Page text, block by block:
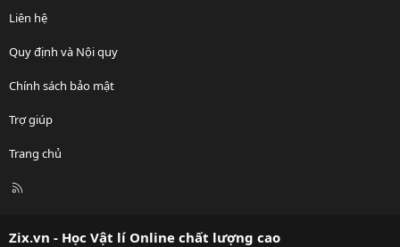
Liên hệ
Quy định và Nội quy
Chính sách bảo mật
Trợ giúp
Trang chủ
R
Zix.vn - Học Vật lí Online chất lượng cao